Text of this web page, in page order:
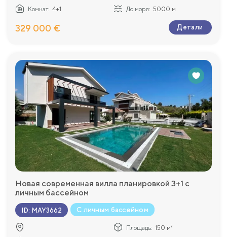
Комнат: 4+1 До моря: 5000 м
329 000 € Детали
Новая современная вилла планировкой 3+1 с
личным бассейном
ID: MAY3662 С личным бассейном
Площадь: 150 м²